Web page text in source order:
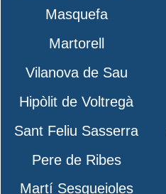
Masquefa
Martorell
Vilanova de Sau
Hipòlit de Voltregà
Sant Feliu Sasserra
Pere de Ribes
Martí Sesgueioles